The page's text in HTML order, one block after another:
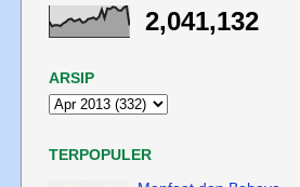
2,041,132
ARSIP
TERPOPULER